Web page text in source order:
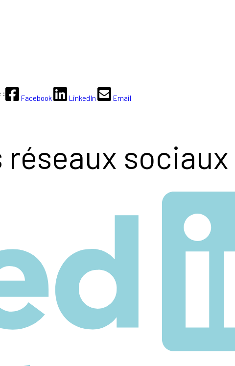
:
Facebook LinkedIn Email
sociaux